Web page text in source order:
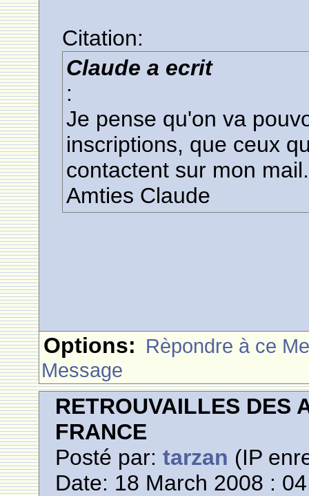
Citation:
Claude a ecrit
:
Je pense qu'on va
inscriptions, que ceux
contactent sur mon mail.
Amties Claude
Options: Rèpondre à ce
Message
RETROUVAILLES DES
FRANCE
Posté par:tarzan (IP
Date: 18 March 2008 :